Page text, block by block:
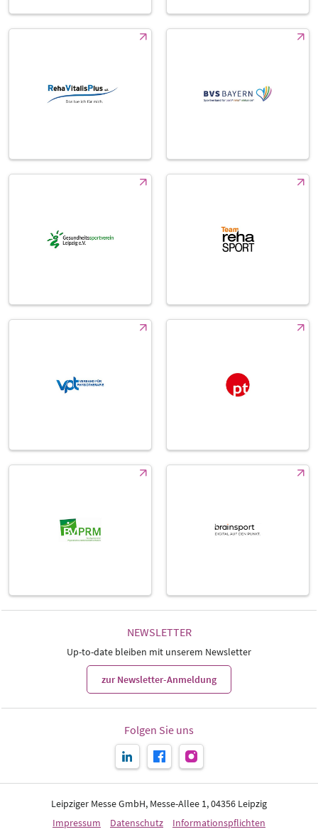
NEWSLETTER
Up-to-date bleiben mit unserem Newsletter
zur Newsletter-Anmeldung
Folgen Sie uns
Leipziger Messe GmbH, Messe-Allee 1, 04356 Leipzig
Impressum
Datenschutz Informationspflichten